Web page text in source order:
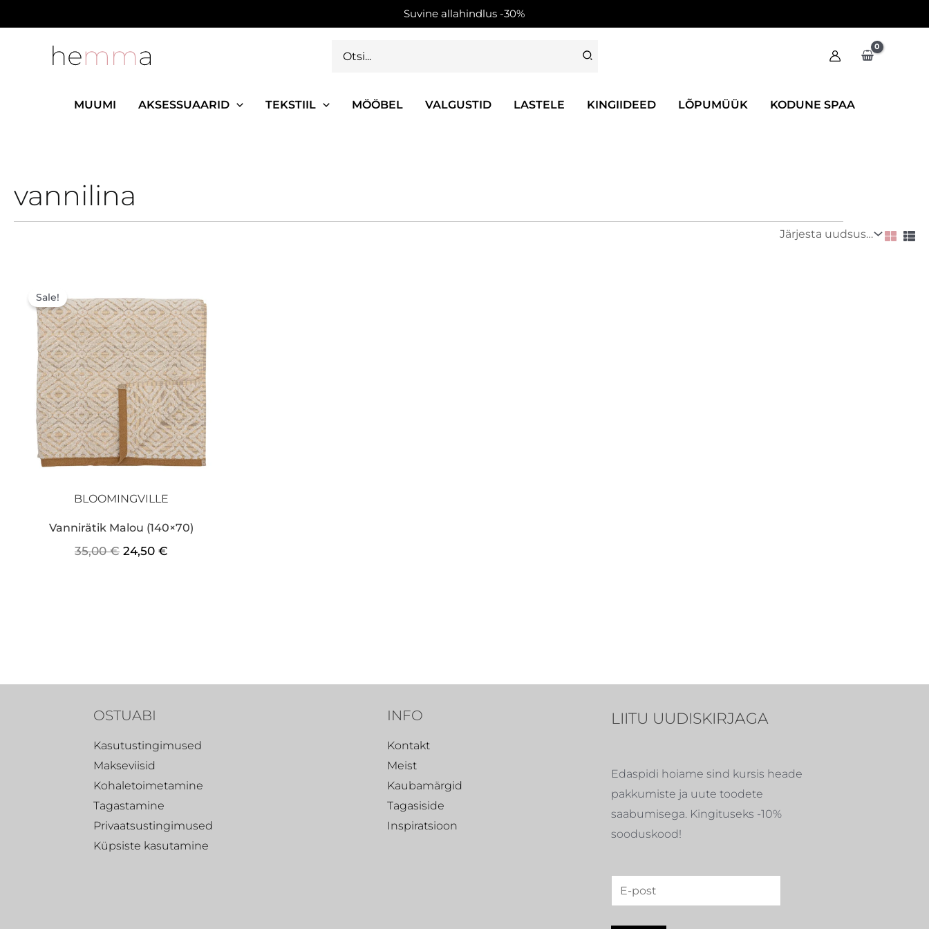
to
for:
MUUMI AKSESSUAARID TEKSTIIL MÖÖBEL VALGUSTID LASTELE KINGIIDEED LÕPUMÜÜK KODUNE SPAA
vannilina
BLOOMINGVILLE
Sale!
Vannirätik Malou (140×70)
35,00€
hind
oli:
35,00 €.
24,50 €
hind
on:
24,50 €.
OSTUABI
Kasutustingimused
Makseviisid
Kohaletoimetamine
Tagastamine
Privaatsustingimused
Küpsiste kasutamine
INFO
Kontakt
Meist
Kaubamärgid
Tagasiside
Inspiratsioon
LIITU UUDISKIRJAGA
Edaspidi hoiame sind kursis heade
pakkumiste ja uute toodete
saabumisega. Kingituseks -10%
sooduskood!
Suvine allahindlus -30%